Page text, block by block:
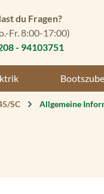
du Fragen?
Fr. 8:00-17:00)
- 94103751
SC Allgemeine